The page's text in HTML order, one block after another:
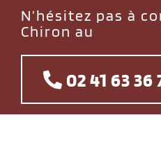
N’hésitez pas à
Chiron au
02 41 63 36